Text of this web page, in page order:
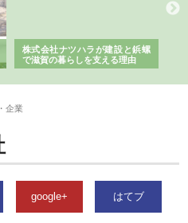
株式会社ナツハラが建設と鋲螺
で滋賀の暮らしを支える理由
企業
google+ はてブ